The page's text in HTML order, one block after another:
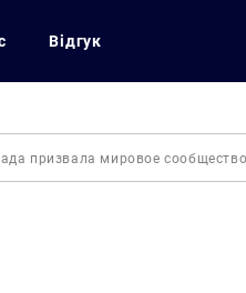
Відгук
призвала мировое